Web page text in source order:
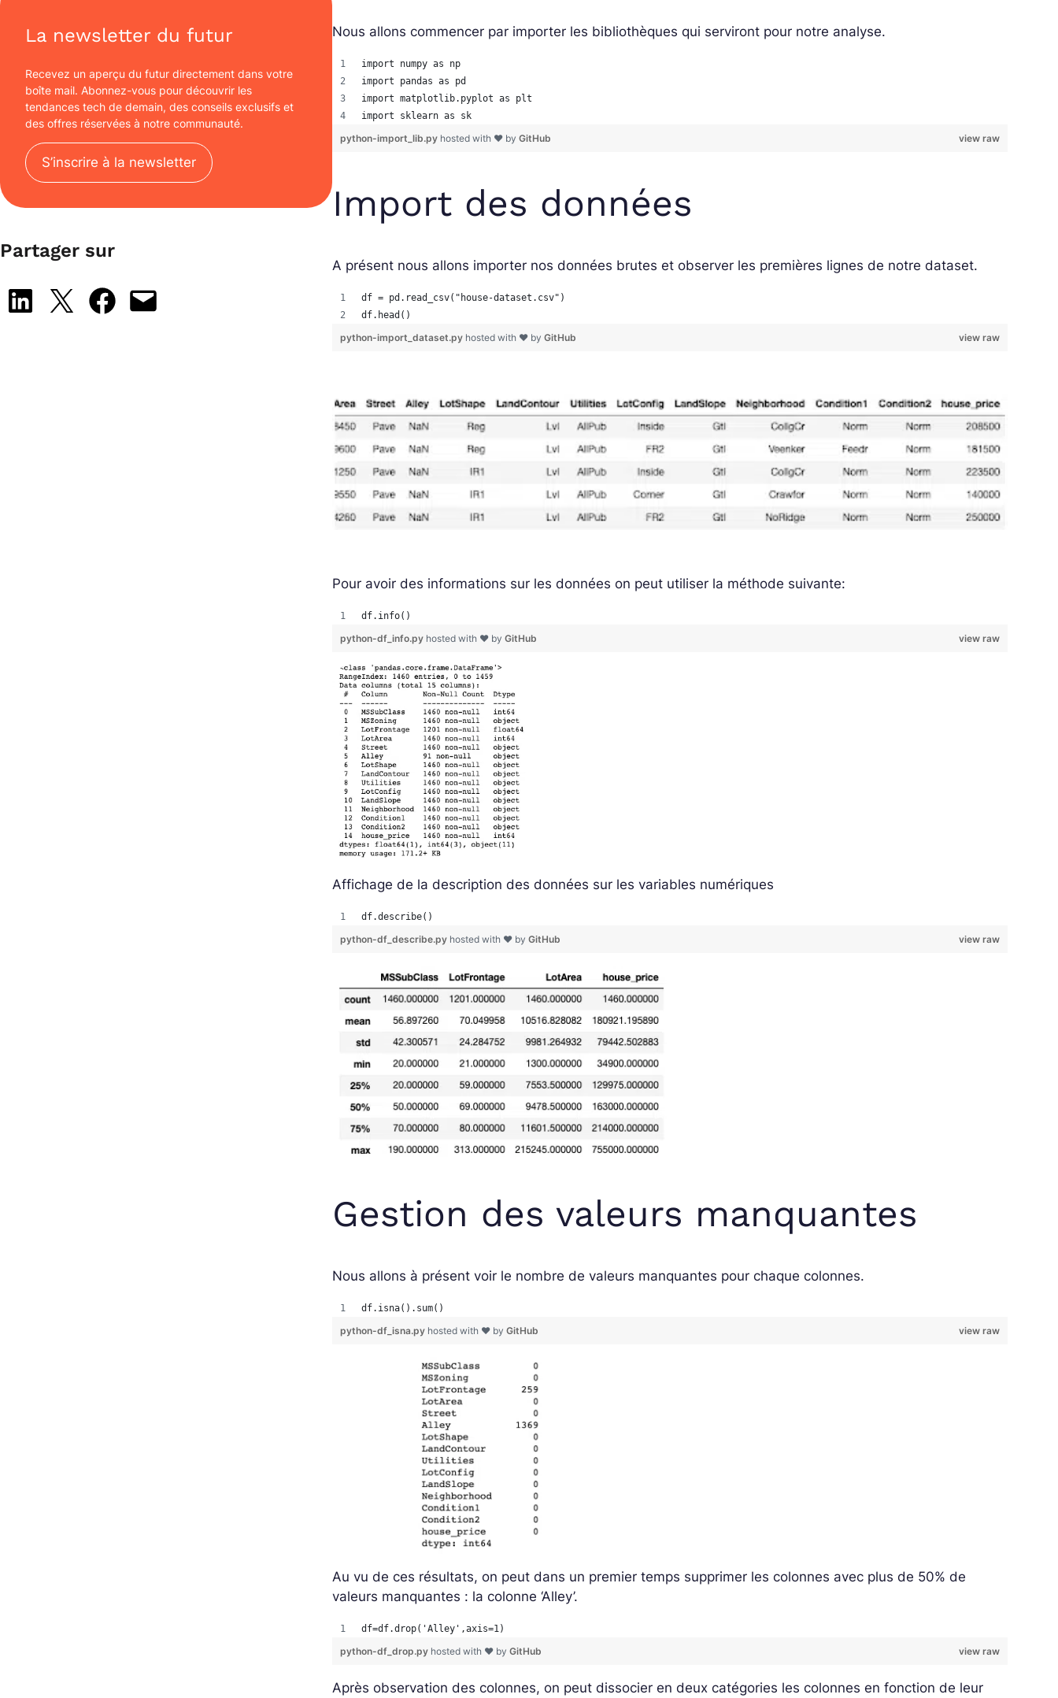
La newsletter du futur
Recevez un aperçu du futur directement dans votre
boîte mail. Abonnez-vous pour découvrir les
tendances tech de demain, des conseils exclusifs et
des offres réservées à notre communauté.
S’inscrire à la newsletter
Partager sur
Share on LinkedIn
Share on X Share on Facebook
Email this Page
Nous allons commencer par importer les bibliothèques qui serviront pour notre analyse.
import numpy as np
import pandas as pd
import matplotlib.pyplot as plt
import sklearn as sk
view raw
python-import_lib.py hosted with ❤ byGitHub
Import des données
A présent nous allons importer nos données brutes et observer les premières lignes de notre dataset.
df = pd.read_csv("house-dataset.csv")
df.head()
view raw
python-import_dataset.py hosted with ❤ byGitHub
Pour avoir des informations sur les données on peut utiliser la méthode suivante:
df.info()
view raw
python-df_info.py hosted with ❤ byGitHub
Affichage de la description des données sur les variables numériques
df.describe()
view raw
python-df_describe.py hosted with ❤ byGitHub
Gestion des valeurs manquantes
Nous allons à présent voir le nombre de valeurs manquantes pour chaque colonnes.
df.isna().sum()
view raw
python-df_isna.py hosted with ❤ byGitHub
Au vu de ces résultats, on peut dans un premier temps supprimer les colonnes avec plus de 50% de
valeurs manquantes : la colonne ‘Alley’.
df=df.drop('Alley',axis=1)
view raw
python-df_drop.py hosted with ❤ byGitHub
Après observation des colonnes, on peut dissocier en deux catégories les colonnes en fonction de leur